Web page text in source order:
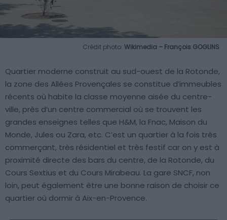
Crédit photo: Wikimedia – François GOGLINS
Quartier moderne construit au sud-ouest de la Rotonde,
la zone des Allées Provençales se constitue d’immeubles
récents où habite la classe moyenne aisée du centre-
ville, près d’un centre commercial où se trouvent les
grandes enseignes telles que H&M, la Fnac, Maison du
Monde, Jules ou Zara, etc. C’est un quartier à la fois très
commerçant, très résidentiel et très festif car on y est à
proximité directe des bars du centre, de la Rotonde, du
Cours Sextius et du Cours Mirabeau. La gare SNCF, non
loin, peut également être une bonne raison de choisir ce
quartier où dormir à Aix-en-Provence.